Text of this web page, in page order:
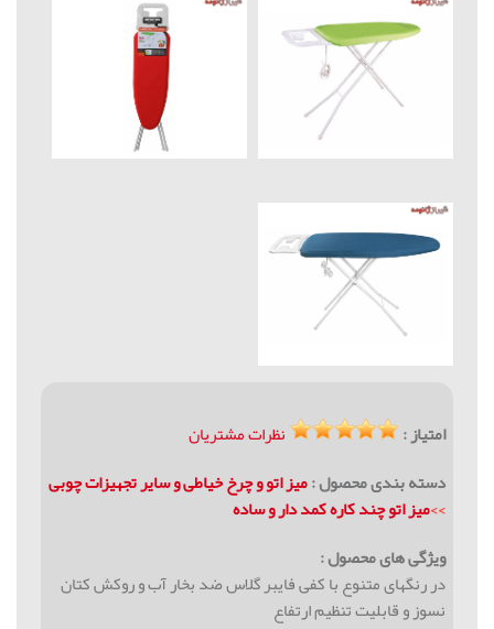
امتیاز :
نظرات مشتریان
دسته بندی محصول :میز اتو و چرخ خیاطی و سایر تجهیزات چوبی
>>ميز اتو چند کاره کمد دار و ساده
ویژگی های محصول :
در رنگهای متنوع با کفی فایبر گلاس ضد بخار آب و روکش کتان
نسوز و قابلیت تنظیم ارتفاع